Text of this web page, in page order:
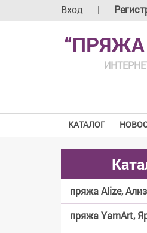
Вход |
“ПРЯЖА
КАТАЛОГ
пряжа Alize,
пряжа YarnArt,